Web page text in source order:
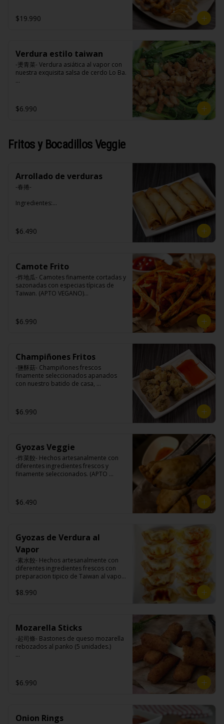
opciones disponibles según lo que
indica en esta descripción.)
$19.990
Verdura estilo taiwan
-燙青菜- Verdura asiática al vapor con
nuestra exquisita salsa de cerdo Lo Ba.
Ingredientes:
Pak choi, loba (panceta de cerdo ,
(naranja, canela, anís, pimienta y
comino).
$6.990
Fritos y Bocadillos Veggie
Arrollado de verduras
-春捲-
Ingredientes:
$6.490
Camote Frito
-炸地瓜- Camotes finamente cortadas y
sazonadas con especias típicas de
Taiwan. (APTO VEGANO)
Ingredientes:
$6.990
Champiñones Fritos
-鹽酥菇- Champiñones frescos
finamente seleccionados apanados
con nuestro batido de casa,
por dentro.
Champiñones, pimienta, sal, ajo,
cebollín, azúcar), huevo, aceite, agua,
maicena, harina tapioca, harina trigo,
sal.
$6.990
Gyozas Veggie
-炸菜餃- Hechos artesanalmente con
diferentes ingredientes frescos y
finamente seleccionados. (APTO
sabores (naranja, canela, anís,
pimienta y comino).
$6.490
Gyozas de Verdura al
Vapor
-素水餃- Hechos artesanalmente con
diferentes ingredientes frescos con
preparacion tipico de Taiwan al vapor
salsa de ajo hecho de casa. (APTO
Ingredientes:
Carne de soya, repollo, zanahoria,
harina de trigo, condimento de 5
sabores (naranja, canela, anís,
$8.990
Mozarella Sticks
-起司條- Bastones de queso mozarella
rebozados al panko (5 unidades.)
Ingredientes:
Queso mozzarella, harina de trigo,
$6.990
Onion Rings